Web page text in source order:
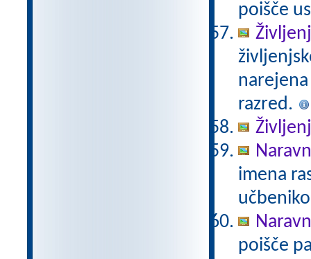
poišče
razred.
imena
poišče